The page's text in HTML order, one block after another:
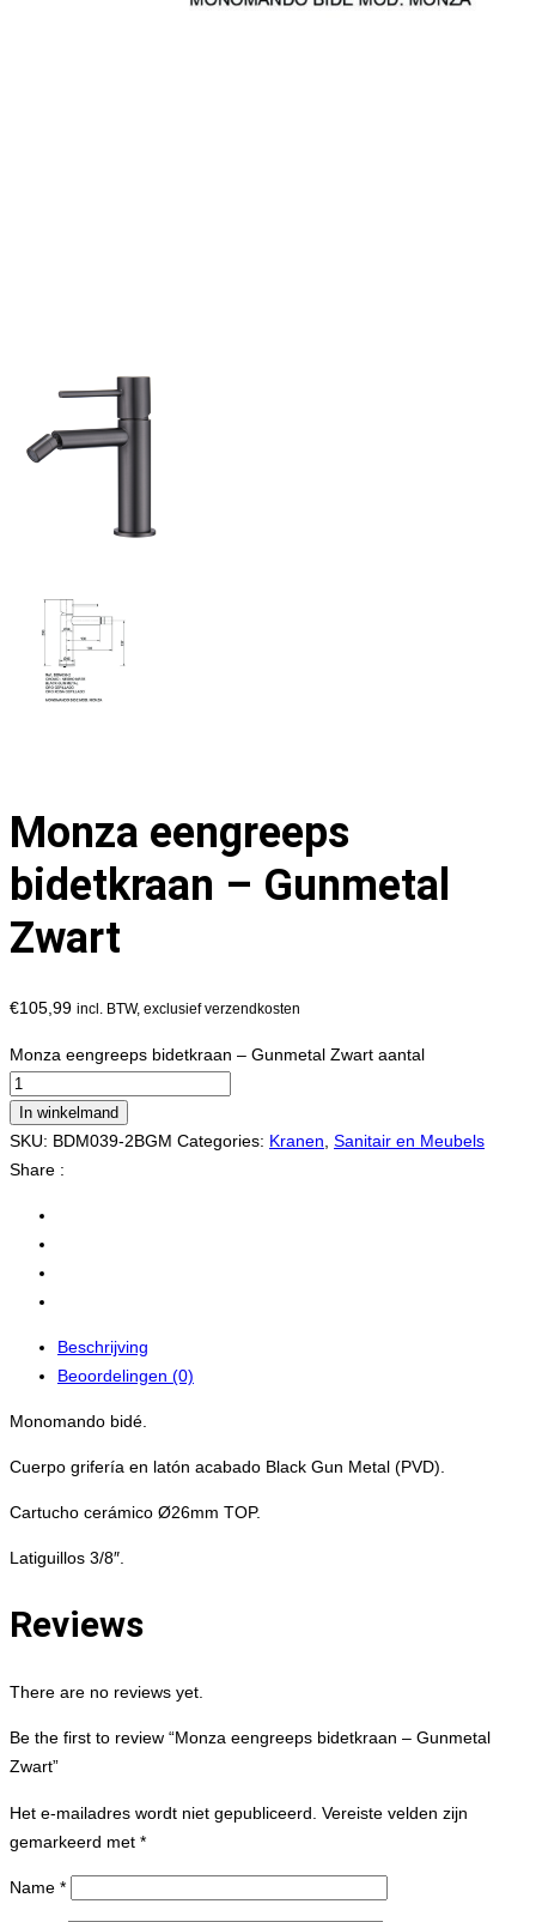
Monza eengreeps
bidetkraan – Gunmetal
Zwart
€105,99 incl. BTW, exclusief verzendkosten
Monza eengreeps bidetkraan – Gunmetal Zwart aantal
In winkelmand
SKU: BDM039-2BGM Categories: Kranen, Sanitair en Meubels
Share :
Beschrijving
Beoordelingen (0)
Monomando bidé.
Cuerpo grifería en latón acabado Black Gun Metal (PVD).
Cartucho cerámico Ø26mm TOP.
Latiguillos 3/8″.
Reviews
There are no reviews yet.
Be the first to review “Monza eengreeps bidetkraan – Gunmetal
Zwart”
Het e-mailadres wordt niet gepubliceerd. Vereiste velden zijn
gemarkeerd met *
Name *